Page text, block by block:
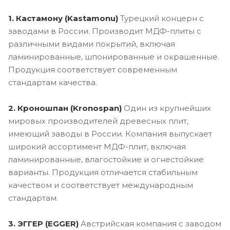
1. Кастамону (Kastamonu) Турецкий концерн с
заводами в России. Производит МДФ-плиты с
различными видами покрытий, включая
ламинированные, шпонированные и окрашенные.
Продукция соответствует современным
стандартам качества.
2. Кроношпан (Kronospan) Один из крупнейших
мировых производителей древесных плит,
имеющий заводы в России. Компания выпускает
широкий ассортимент МДФ-плит, включая
ламинированные, влагостойкие и огнестойкие
варианты. Продукция отличается стабильным
качеством и соответствует международным
стандартам.
3. ЭГГЕР (EGGER) Австрийская компания с заводом